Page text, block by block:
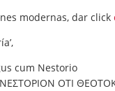
modernas, dar click
cum Nestorio
ΝΕΣΤΟΡΙΟΝ ΟΤΙ